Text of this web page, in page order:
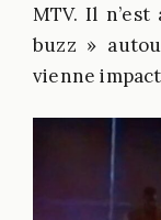
MTV. Il
buzz »
vienne